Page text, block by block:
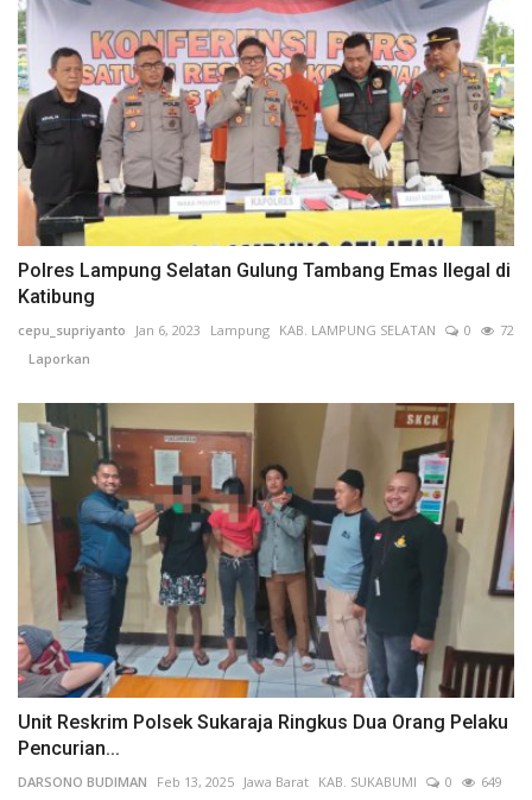
Polres Lampung Selatan Gulung Tambang Emas Ilegal di
Katibung
cepu_supriyanto Jan 6, 2023 Lampung KAB. LAMPUNG SELATAN 0
72
Laporkan
Unit Reskrim Polsek Sukaraja Ringkus Dua Orang Pelaku
Pencurian...
DARSONO BUDIMAN Feb 13, 2025 Jawa Barat KAB. SUKABUMI 0
649